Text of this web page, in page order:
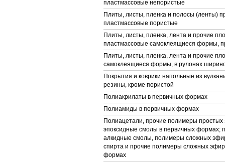
пластмассовые непористые
Плиты, листы, пленка и полосы (ленты)
пластмассовые пористые
Плиты, листы, пленка, лента и прочие
пластмассовые самоклеящиеся формы,
Плиты, листы, пленка, лента и прочие
самоклеящиеся формы, в рулонах
Покрытия и коврики напольные из
резины, кроме пористой
Полиакрилаты в первичных формах
Полиамиды в первичных формах
Полиацетали, прочие полимеры простых
эпоксидные смолы в первичных формах;
алкидные смолы, полимеры сложных
спирта и прочие полимеры сложных
формах